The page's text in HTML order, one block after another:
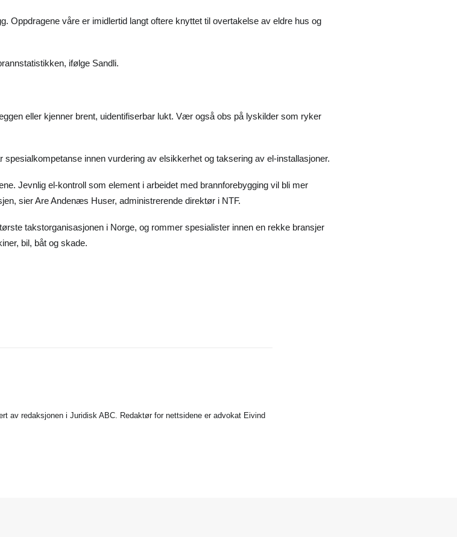
Oppdragene våre er imidlertid langt oftere knyttet til overtakelse av eldre hus og
ifølge Sandli.
eller kjenner brent, uidentifiserbar lukt. Vær også obs på lyskilder som ryker
innen vurdering av elsikkerhet og taksering av el-installasjoner.
Jevnlig el-kontroll som element i arbeidet med brannforebygging vil bli mer
sier Are Andenæs Huser, administrerende direktør i NTF.
takstorganisasjonen i Norge, og rommer spesialister innen en rekke bransjer
bil, båt og skade.
av redaksjonen i Juridisk ABC. Redaktør for nettsidene er advokat Eivind